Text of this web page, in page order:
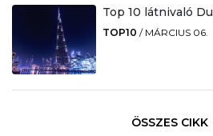
Top 10 látnivaló
TOP10 / MÁRCIUS 06.
ÖSSZES CIKK